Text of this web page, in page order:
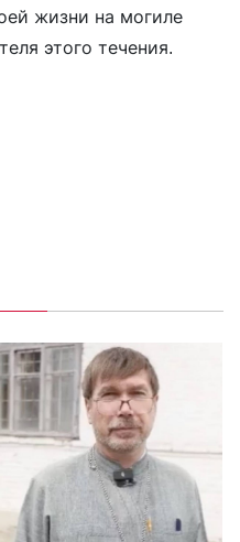
жизни на могиле
этого течения.